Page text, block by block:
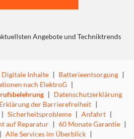
Angebote und Techniktrends
Digitale Inhalte | Batterieentsorgung |
nach ElektroG |
| Datenschutzerklärung
Erklärung der Barrierefreiheit |
| Sicherheitsprobleme | Anfahrt |
auf Reparatur | 60 Monate Garantie |
| Alle Services im Überblick |